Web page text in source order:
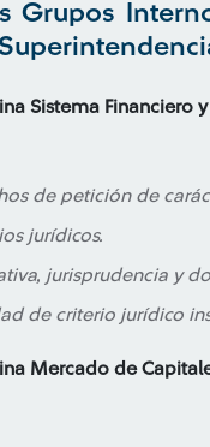
Grupos
Sistema Financiero
de petición de
jurídicos.
jurisprudencia y
de criterio jurídico
Mercado de